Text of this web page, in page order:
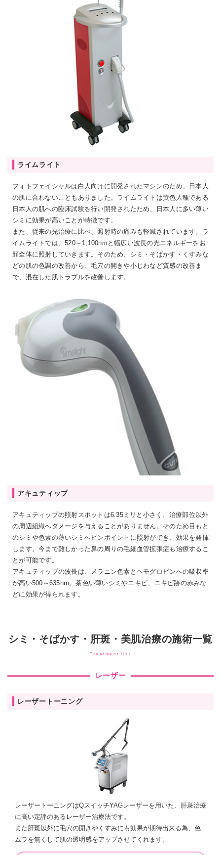
ライムライト
フォトフェイシャルは白人向けに開発されたマシンのため、日本人
の肌に合わないこともありました。ライムライトは黄色人種である
日本人の肌への臨床試験を行い開発されたため、日本人に多い薄い
シミに効果が高いことが特徴です。
また、従来の光治療に比べ、照射時の痛みも軽減されています。ラ
イムライトでは、520～1,100nmと幅広い波長の光エネルギーをお
顔全体に照射していきます。そのため、シミ・そばかす・くすみな
どの肌の色調の改善から、毛穴の開きや小じわなど質感の改善ま
で、混在した肌トラブルを改善します。
アキュティップ
アキュティップの照射スポットは6.35ミリと小さく、治療部位以外
の周辺組織へダメージを与えることがありません。そのため目もと
のシミや色素の薄いシミへピンポイントに照射ができ、効果を発揮
します。今まで難しかった鼻の周りの毛細血管拡張症も治療するこ
とが可能です。
アキュティップの波長は、メラニン色素とヘモグロビンへの吸収率
が高い500～635nm。茶色い薄いシミやニキビ、ニキビ跡の赤みな
どに効果が得られます。
シミ・そばかす・肝斑・美肌治療の施術一覧
Treatment list
レーザー
レーザートーニング
レーザートーニングはQスイッチYAGレーザーを用いた、肝斑治療
に高い定評のあるレーザー治療法です。
また肝斑以外に毛穴の開きやくすみにも効果が期待出来る為、色
ムラを無くして肌の透明感をアップさせてくれます。